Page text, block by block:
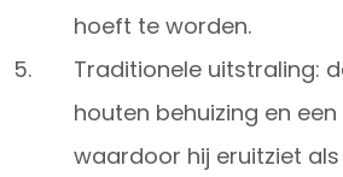
hoeft te worden.
Traditionele uitstraling:
houten behuizing en
waardoor hij eruitziet